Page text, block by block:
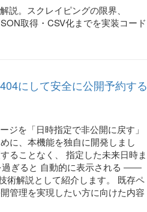
説。スクレイピングの限界、
取得・CSV化までを実装コード
にして安全に公開予約する
ジを「日時指定で非公開に戻す」
に、本機能を独自に開発しまし
ることなく、 指定した未来日時ま
過ぎると 自動的に表示される ――
術解説として紹介します。 既存ペ
管理を実現したい方に向けた内容